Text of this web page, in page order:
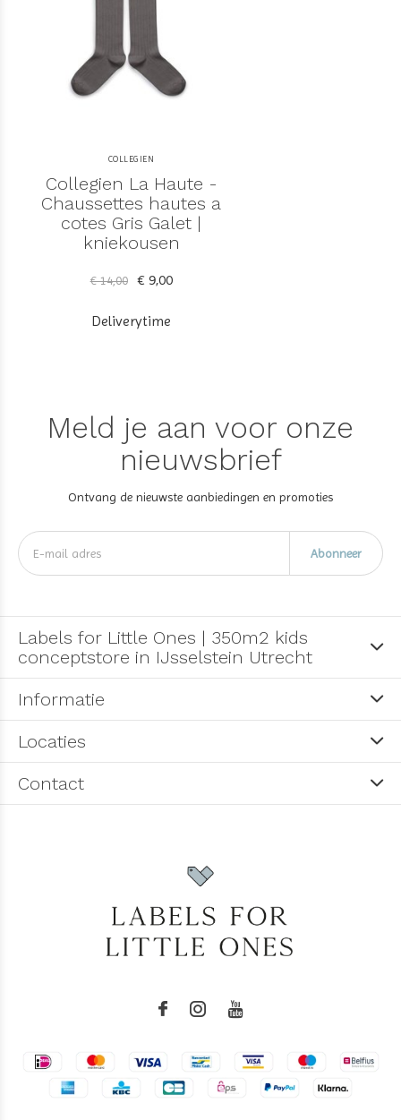
COLLEGIEN
Collegien La Haute -
Chaussettes hautes a
cotes Gris Galet |
kniekousen
€ 14,00 € 9,00
Deliverytime
Meld je aan voor onze
nieuwsbrief
Ontvang de nieuwste aanbiedingen en promoties
Abonneer
Labels for Little Ones | 350m2 kids
conceptstore in IJsselstein Utrecht
Informatie
Locaties
Contact